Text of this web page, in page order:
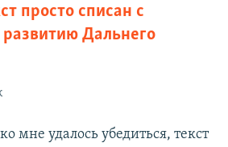
просто списан с
Дальнего
мне удалось убедиться, текст